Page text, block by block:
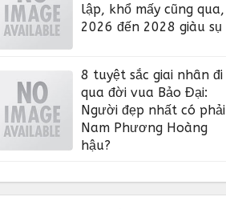
lập, khổ mấy cũng qua,
2026 đến 2028 giàu sụ
8 tuyệt sắc giai nhân đi
qua đời vua Bảo Đại:
Người đẹp nhất có phải
Nam Phương Hoàng
hậu?